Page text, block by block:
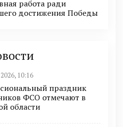
работа ради
достижения Победы
10:16
праздник
ФСО отмечают в
области